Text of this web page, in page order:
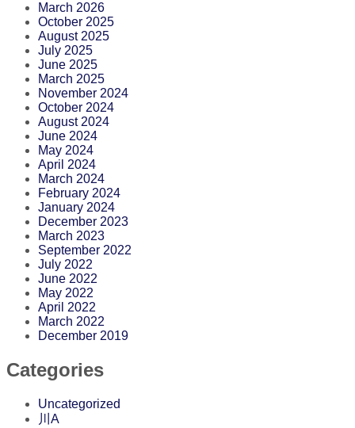
March 2026
October 2025
August 2025
July 2025
June 2025
March 2025
November 2024
October 2024
August 2024
June 2024
May 2024
April 2024
March 2024
February 2024
January 2024
December 2023
March 2023
September 2022
July 2022
June 2022
May 2022
April 2022
March 2022
December 2019
Categories
Uncategorized
川A